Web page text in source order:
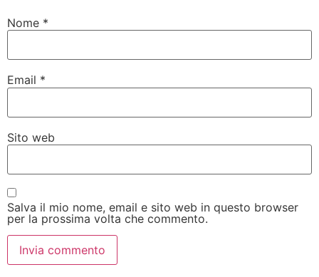
Nome *
Email *
Sito web
Salva il mio nome, email e sito web in questo browser
per la prossima volta che commento.